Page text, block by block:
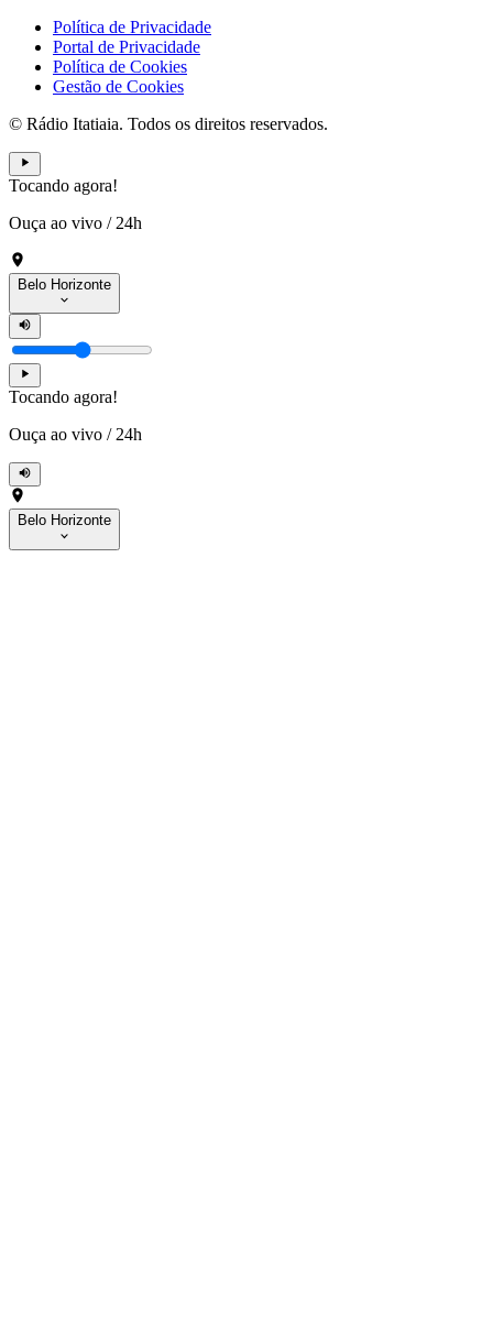
Política de Privacidade
Portal de Privacidade
Política de Cookies
Gestão de Cookies
© Rádio Itatiaia. Todos os direitos reservados.
Tocando agora!
Ouça ao vivo / 24h
Belo Horizonte
Tocando agora!
Ouça ao vivo / 24h
Belo Horizonte